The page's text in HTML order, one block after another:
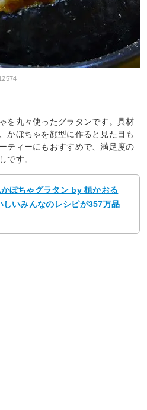
を丸々使ったグラタンです。具材
かぼちゃを顔型に作ると見た目も
ティーにもおすすめで、満足度の
です。
ぼちゃグラタン by 槙かおる
しいみんなのレシピが357万品